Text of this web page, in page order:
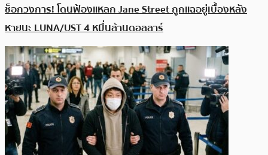
ช็อกวงการ! โดนฟ้องแหลก Jane Street ถูกแฉอยู่เบื้องหลัง
หายนะ LUNA/UST 4 หมื่นล้านดอลลาร์